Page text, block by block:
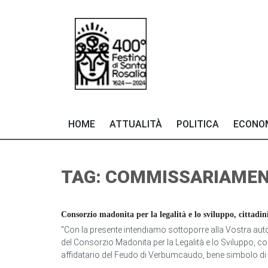
HOME ATTUALITÀ POLITICA
TAG:
Consorzio madonita per la legalità e lo sviluppo,
"Con la presente intendiamo sottoporre alla Vostra
del Consorzio Madonita per la Legalità e lo Sviluppo,
affidatario del Feudo di Verbumcaudo, bene simbolo